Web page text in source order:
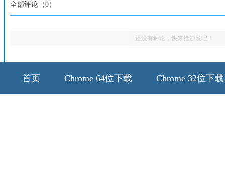
全部评论（0）
还没有评论，快来抢沙发吧！
首页 Chrome 64位下载 Chrome 32位下载